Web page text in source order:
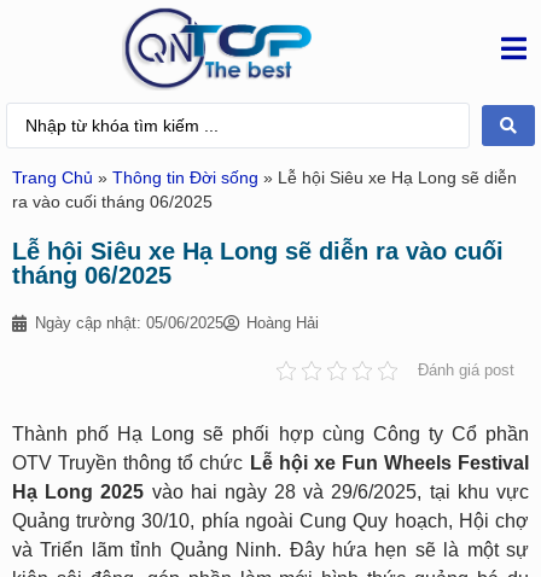
Trang Chủ » Thông tin Đời sống » Lễ hội Siêu xe Hạ Long sẽ diễn
ra vào cuối tháng 06/2025
Lễ hội Siêu xe Hạ Long sẽ diễn ra vào cuối
tháng 06/2025
Ngày cập nhật: 05/06/2025 Hoàng Hải
Đánh giá post
Thành phố Hạ Long sẽ phối hợp cùng Công ty Cổ phần
OTV Truyền thông tổ chức Lễ hội xe Fun Wheels Festival
Hạ Long 2025 vào hai ngày 28 và 29/6/2025, tại khu vực
Quảng trường 30/10, phía ngoài Cung Quy hoạch, Hội chợ
và Triển lãm tỉnh Quảng Ninh. Đây hứa hẹn sẽ là một sự